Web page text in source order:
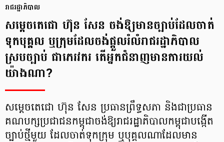
រាជរដ្ឋាភិបាល
សម្តេចតេជោ ហ៊ុន សែន ចង់ឱ្យមានច្បាប់ដែលចាត់
ទុកបុគ្គល ឬក្រុមដែលចង់ផ្តួលរំលំរាជរដ្ឋាភិបាល
ស្របច្បាប់ ជាភេរវករ តើអ្នកជំនាញមានការយល់
យ៉ាងណា?
សម្តេចតេជោ ហ៊ុន សែន ប្រធានព្រឹទ្ធសភា និងជាប្រធាន
គណបក្សប្រជាជនកម្ពុជាចង់ឱ្យរាជរដ្ឋាភិបាលកម្ពុជាបង្កើត
ច្បាប់ថ្មីមួយ ដែលចាត់ទុកក្រុម ឬបុគ្គលណាដែលមាន